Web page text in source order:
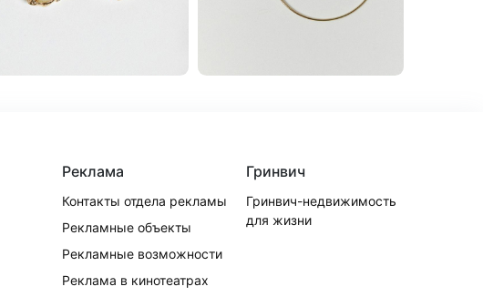
Реклама
Контакты отдела рекламы
Рекламные объекты
Рекламные возможности
Реклама в кинотеатрах
Гринвич
Гринвич-недвижимость
для жизни